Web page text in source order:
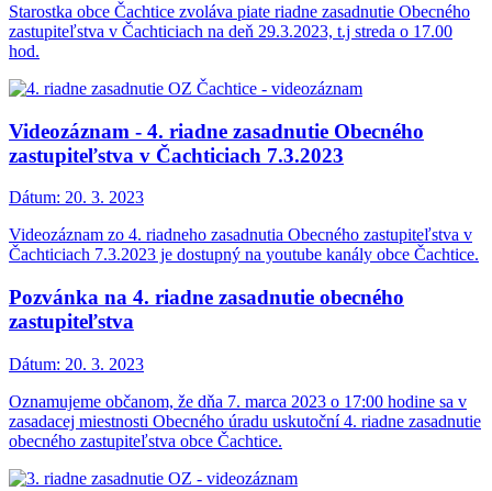
Starostka obce Čachtice zvoláva piate riadne zasadnutie Obecného
zastupiteľstva v Čachticiach na deň 29.3.2023, t.j streda o 17.00
hod.
Videozáznam - 4. riadne zasadnutie Obecného
zastupiteľstva v Čachticiach 7.3.2023
Dátum: 20. 3. 2023
Videozáznam zo 4. riadneho zasadnutia Obecného zastupiteľstva v
Čachticiach 7.3.2023 je dostupný na youtube kanály obce Čachtice.
Pozvánka na 4. riadne zasadnutie obecného
zastupiteľstva
Dátum: 20. 3. 2023
Oznamujeme občanom, že dňa 7. marca 2023 o 17:00 hodine sa v
zasadacej miestnosti Obecného úradu uskutoční 4. riadne zasadnutie
obecného zastupiteľstva obce Čachtice.